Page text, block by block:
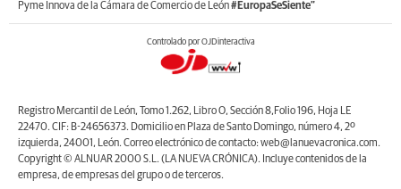
Pyme Innova de la Cámara de Comercio de León#EuropaSeSiente”
Controlado por OJDinteractiva
Registro Mercantil de León, Tomo 1.262, Libro O, Sección 8,Folio 196, Hoja LE
22470. CIF: B-24656373. Domicilio en Plaza de Santo Domingo, número 4, 2º
izquierda, 24001, León. Correo electrónico de contacto: web@lanuevacronica.com.
Copyright © ALNUAR 2000 S.L. (LA NUEVA CRÓNICA). Incluye contenidos de la
empresa, de empresas del grupo o de terceros.